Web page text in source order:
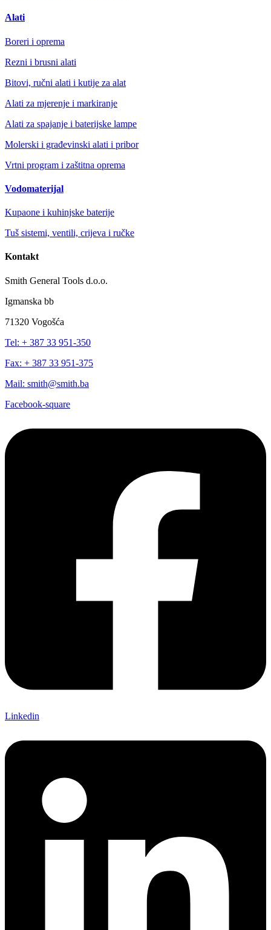
Alati
Boreri i oprema
Rezni i brusni alati
Bitovi, ručni alati i kutije za alat
Alati za mjerenje i markiranje
Alati za spajanje i baterijske lampe
Molerski i građevinski alati i pribor
Vrtni program i zaštitna oprema
Vodomaterijal
Kupaone i kuhinjske baterije
Tuš sistemi, ventili, crijeva i ručke
Kontakt
Smith General Tools d.o.o.
Igmanska bb
71320 Vogošća
Tel: + 387 33 951-350
Fax: + 387 33 951-375
Mail: smith@smith.ba
Facebook-square
Linkedin